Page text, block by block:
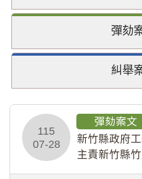
彈劾
糾舉
115
07-28
彈劾案文
新竹縣政府
主責新竹縣